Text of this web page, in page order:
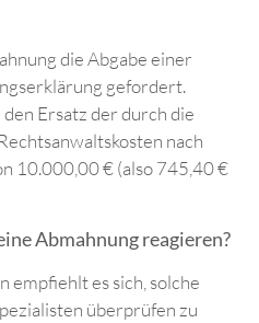
die Abgabe einer
gefordert.
Ersatz der durch die
nach
10.000,00 € (also 745,40 €
Abmahnung reagieren?
empfiehlt es sich, solche
überprüfen zu